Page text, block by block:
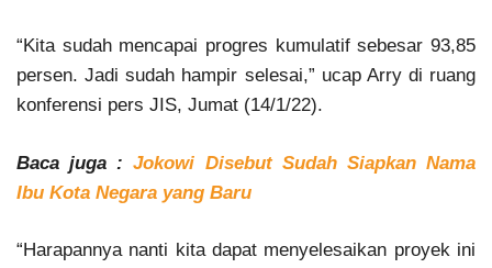
“Kita sudah mencapai progres kumulatif sebesar 93,85
persen. Jadi sudah hampir selesai,” ucap Arry di ruang
konferensi pers JIS, Jumat (14/1/22).
Baca juga :Jokowi Disebut Sudah Siapkan Nama
Ibu Kota Negara yang Baru
“Harapannya nanti kita dapat menyelesaikan proyek ini